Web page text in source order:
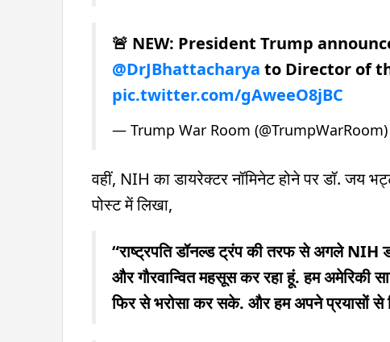
🚨 NEW: President Trump
@DrJBhattacharya to Director of
pic.twitter.com/gAweeO8jBC
— Trump War Room (@TrumpWarRoom)
वहीं, NIH का डायरेक्टर नॉमिनेट होने पर डॉ. जय
पोस्ट में लिखा,
“राष्ट्रपति डॉनल्ड ट्रंप की तरफ से अगले NIH
और गौरवान्वित महसूस कर रहा हूं. हम अमेरिकी
फिर से भरोसा कर सके. और हम अपने प्रयासों से